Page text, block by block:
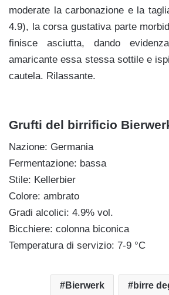
moderate la carbonazione e la
4.9), la corsa gustativa parte
finisce asciutta, dando
amaricante essa stessa sottile e
cautela. Rilassante.
Grufti del birrificio
Nazione: Germania
Fermentazione: bassa
Stile: Kellerbier
Colore: ambrato
Gradi alcolici: 4.9% vol.
Bicchiere: colonna biconica
Temperatura di servizio: 7-9 °C
Bierwerk birre